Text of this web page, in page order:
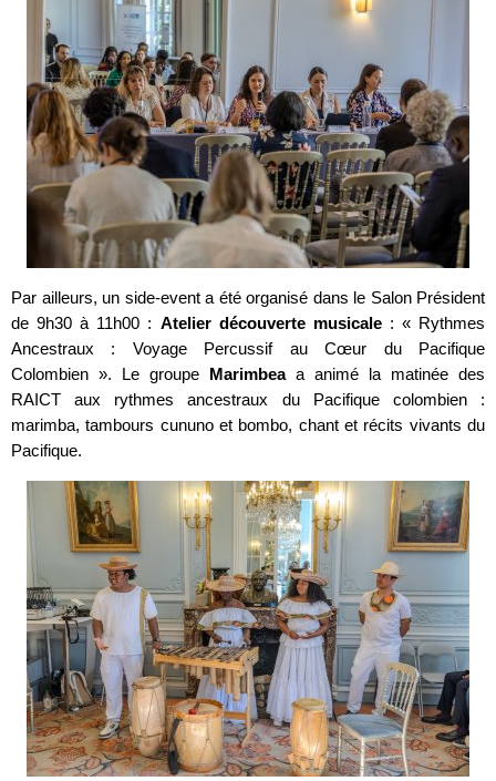
Par ailleurs, un side-event a été organisé dans le Salon Président
de 9h30 à 11h00 : Atelier découverte musicale: « Rythmes
Ancestraux : Voyage Percussif au Cœur du Pacifique
Colombien ». Le groupe Marimbeaa animé la matinée des
RAICT aux rythmes ancestraux du Pacifique colombien :
marimba, tambours cununo et bombo, chant et récits vivants du
Pacifique.